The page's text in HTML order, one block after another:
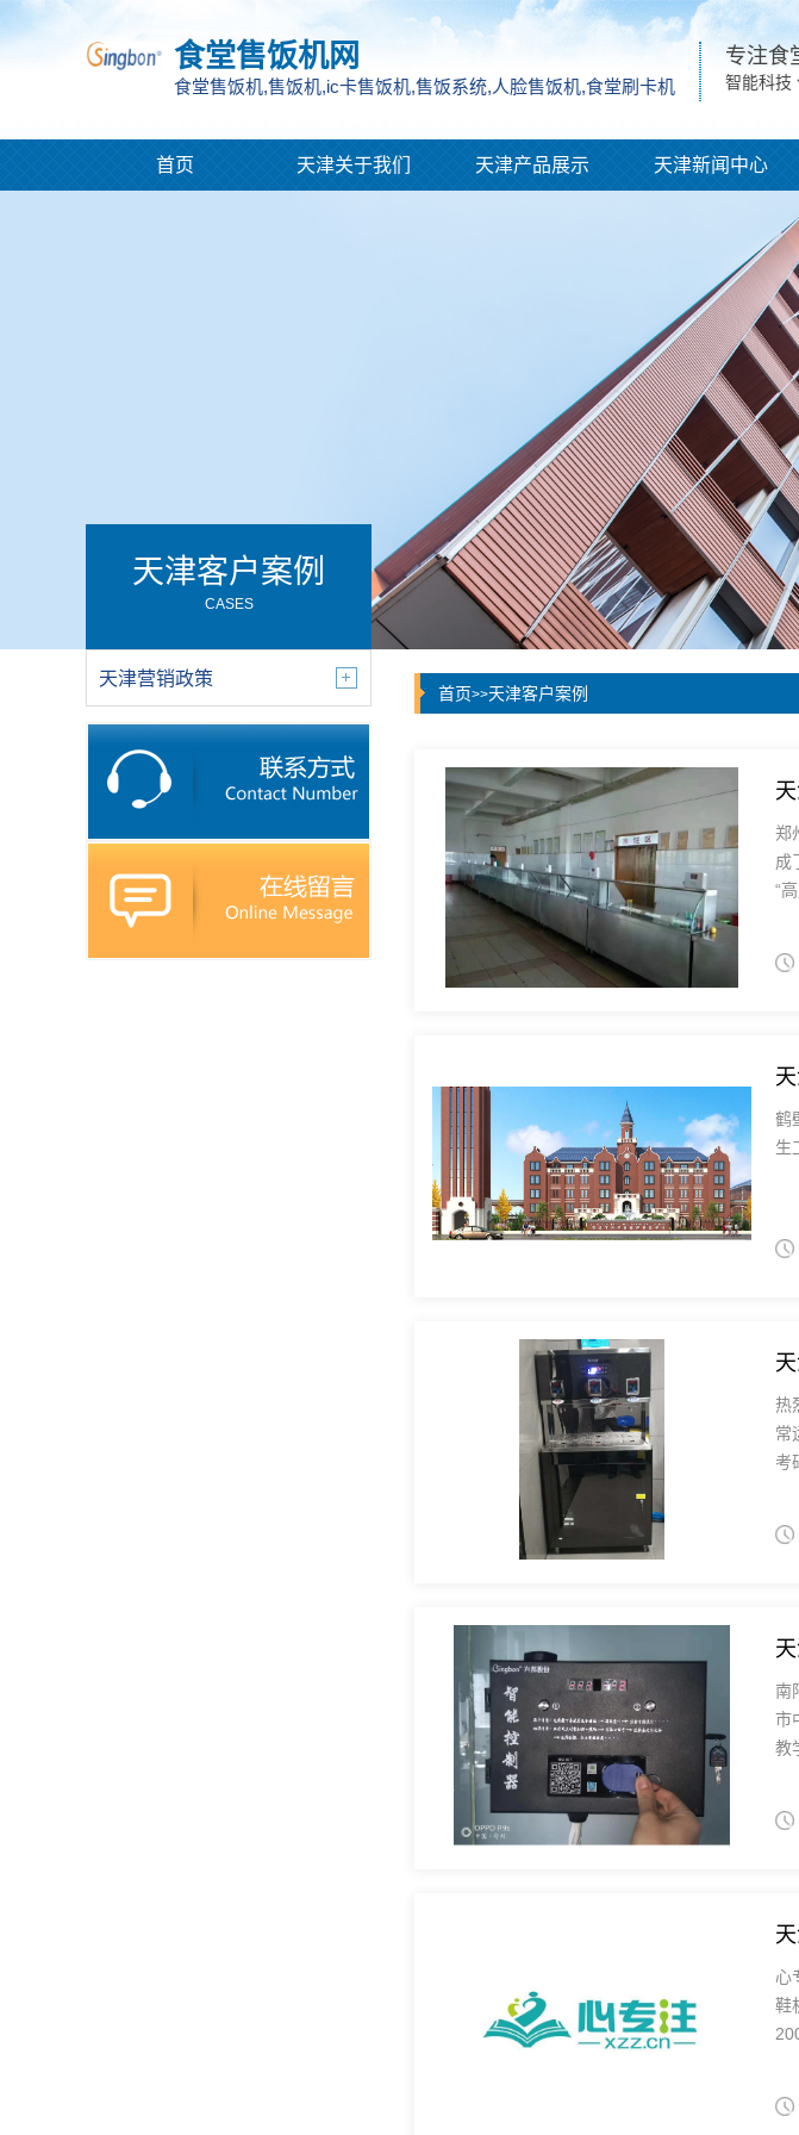
食堂售饭机网
食堂售饭机,售饭机,ic卡售饭机,售饭系统,人脸售饭机,食堂刷卡机
专注食
智能科技
首页 天津关于我们 天津产品展示 天津新闻中心
天津客户案例
CASES
天津营销政策
首页>>天津客户案例
郑
成
“
鹤
生
热
常
考
南
市
教
心
鞋